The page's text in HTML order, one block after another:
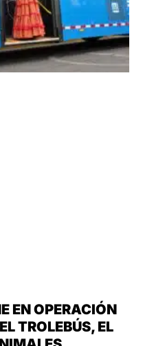
EN OPERACIÓN
TROLEBÚS, EL